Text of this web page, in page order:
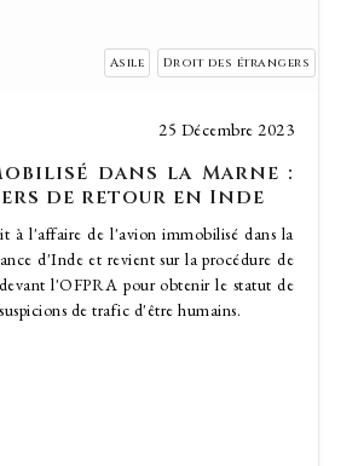
Asile Droit des étrangers
25 Décembre 2023
dans la Marne :
de retour en Inde
à l'affaire de l'avion immobilisé dans la
d'Inde et revient sur la procédure de
l'OFPRA pour obtenir le statut de
de trafic d'être humains.